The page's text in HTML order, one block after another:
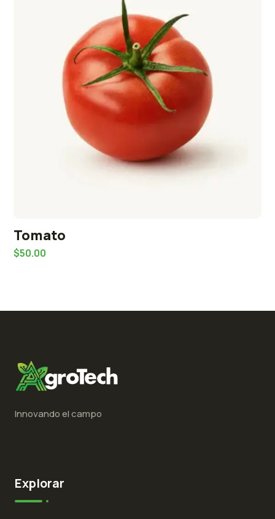
Tomato
$50.00
Innovando el campo
Explorar